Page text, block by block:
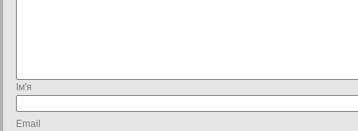
Ім'я
Email